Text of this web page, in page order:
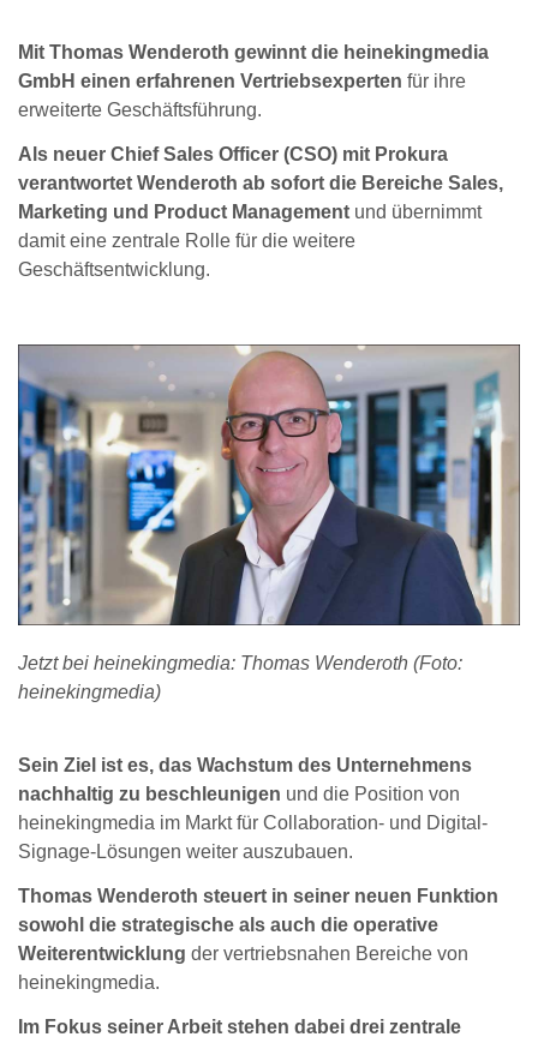
Mit Thomas Wenderoth gewinnt die heinekingmedia
GmbH einen erfahrenen Vertriebsexperten für ihre
erweiterte Geschäftsführung.
Als neuer Chief Sales Officer (CSO) mit Prokura
verantwortet Wenderoth ab sofort die Bereiche Sales,
Marketing und Product Management und übernimmt
damit eine zentrale Rolle für die weitere
Geschäftsentwicklung.
Jetzt bei heinekingmedia: Thomas Wenderoth (Foto:
heinekingmedia)
Sein Ziel ist es, das Wachstum des Unternehmens
nachhaltig zu beschleunigen und die Position von
heinekingmedia im Markt für Collaboration- und Digital-
Signage-Lösungen weiter auszubauen.
Thomas Wenderoth steuert in seiner neuen Funktion
sowohl die strategische als auch die operative
Weiterentwicklung der vertriebsnahen Bereiche von
heinekingmedia.
Im Fokus seiner Arbeit stehen dabei drei zentrale